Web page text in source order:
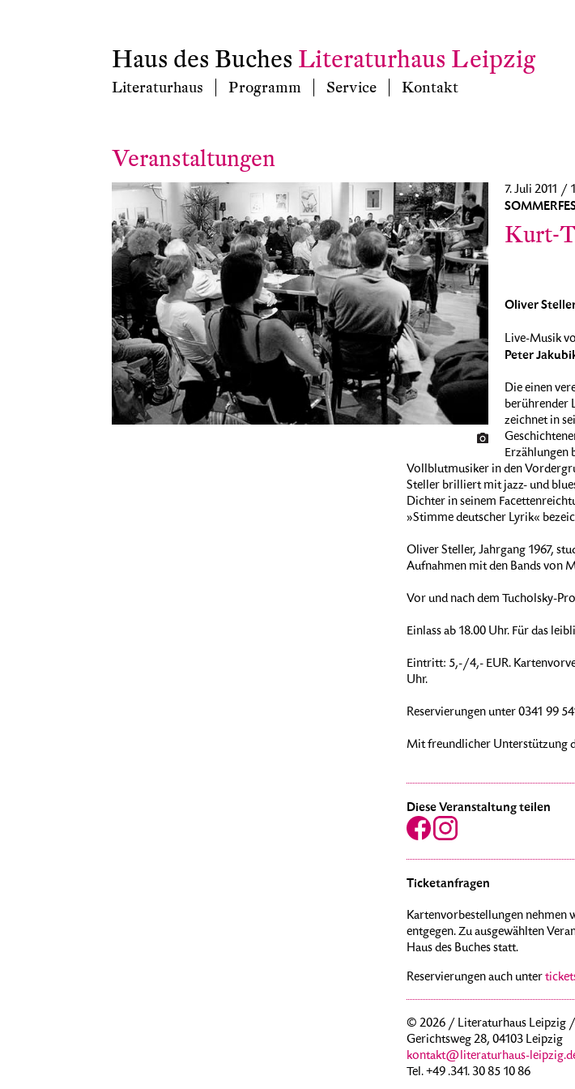
Haus des Buches Literaturhaus Leipzig
Literaturhaus Programm Service Kontakt
Veranstaltungen
7. Juli 2011 /
Kurt-
Oliver
Live-Musik
Peter
Die einen
berührender
zeichnet in
Erzählungen
Vollblutmusiker in den
Steller brilliert mit jazz- und
Dichter in seinem
»Stimme deutscher Lyrik«
Oliver Steller, Jahrgang 1967,
Aufnahmen mit den Bands von
Vor und nach dem Tucholsky-
Einlass ab 18.00 Uhr. Für das
Eintritt: 5,-/4,- EUR.
Uhr.
Reservierungen unter 0341 99
Mit freundlicher Unterstützung
Diese Veranstaltung teilen
Ticketanfragen
Kartenvorbestellungen nehmen
entgegen. Zu ausgewählten
Haus des Buches statt.
Reservierungen auch unter
© 2026 / Literaturhaus Leipzig /
Gerichtsweg 28, 04103 Leipzig
kontakt@literaturhaus-
Tel. +49 .341. 30 85 10 86